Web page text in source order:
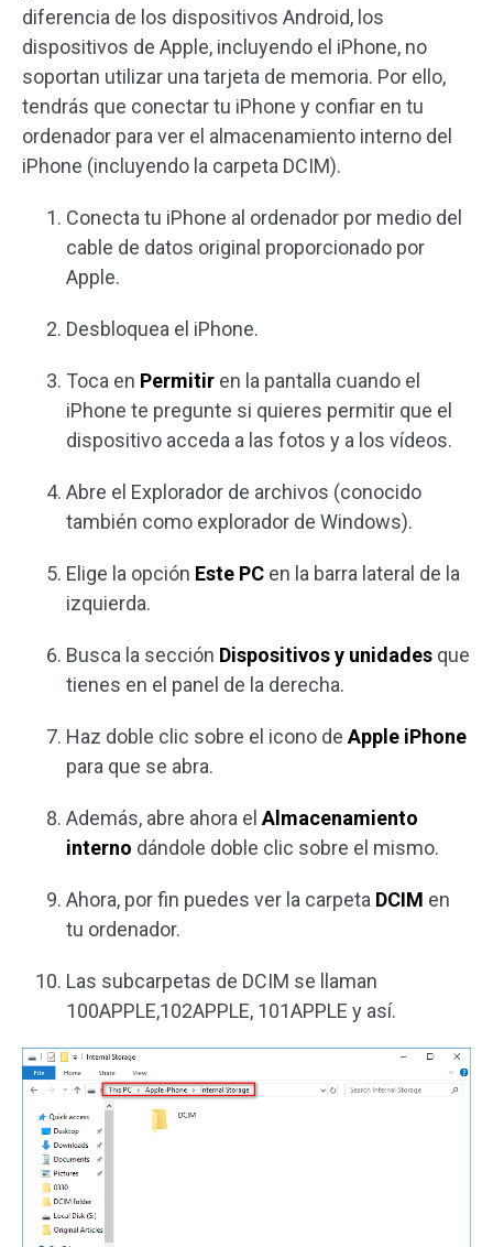
diferencia de los dispositivos Android, los
dispositivos de Apple, incluyendo el iPhone, no
soportan utilizar una tarjeta de memoria. Por ello,
tendrás que conectar tu iPhone y confiar en tu
ordenador para ver el almacenamiento interno del
iPhone (incluyendo la carpeta DCIM).
Conecta tu iPhone al ordenador por medio del
cable de datos original proporcionado por
Apple.
Desbloquea el iPhone.
Toca en Permitir en la pantalla cuando el
iPhone te pregunte si quieres permitir que el
dispositivo acceda a las fotos y a los vídeos.
Abre el Explorador de archivos (conocido
también como explorador de Windows).
Elige la opción Este PC en la barra lateral de la
izquierda.
Busca la sección Dispositivos y unidades que
tienes en el panel de la derecha.
Haz doble clic sobre el icono de Apple iPhone
para que se abra.
Además, abre ahora el Almacenamiento
interno dándole doble clic sobre el mismo.
Ahora, por fin puedes ver la carpeta DCIM en
tu ordenador.
Las subcarpetas de DCIM se llaman
100APPLE,102APPLE, 101APPLE y así.